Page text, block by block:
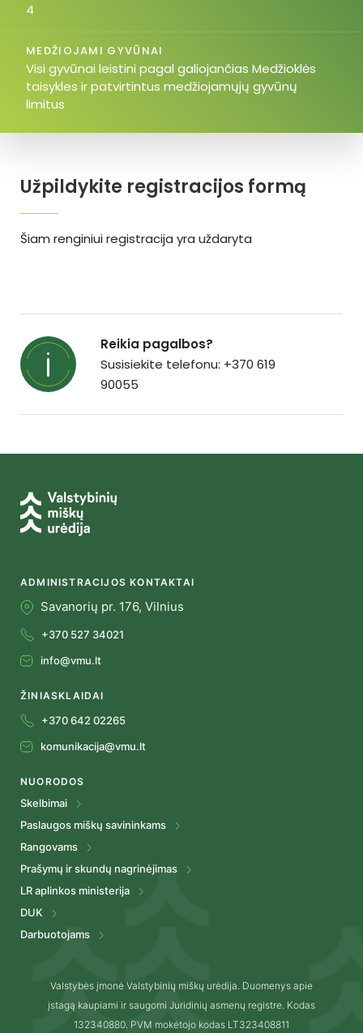
Užpildykite registracijos formą
Šiam renginiui registracija yra uždaryta
4
MEDŽIOJAMI GYVŪNAI
Visi gyvūnai leistini pagal galiojančias Medžioklės
taisykles ir patvirtintus medžiojamųjų gyvūnų
limitus
Reikia pagalbos?
Susisiekite telefonu: +370 619
90055
ADMINISTRACIJOS KONTAKTAI
Savanorių pr. 176, Vilnius
+370 527 34021
info@vmu.lt
ŽINIASKLAIDAI
+370 642 02265
komunikacija@vmu.lt
NUORODOS
Skelbimai
Paslaugos miškų savininkams
Rangovams
Prašymų ir skundų nagrinėjimas
LR aplinkos ministerija
DUK
Darbuotojams
Valstybės įmonė Valstybinių miškų urėdija. Duomenys apie
įstagą kaupiami ir saugomi Juridinių asmenų registre. Kodas
132340880. PVM mokėtojo kodas LT323408811